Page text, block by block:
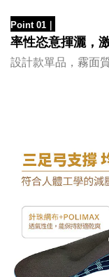
Point 01 ｜
率性恣意揮灑，
設計款單品，霧面